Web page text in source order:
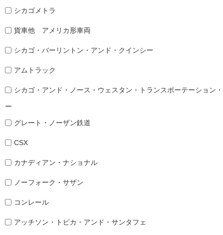
シカゴメトラ
貨車他 アメリカ形車両
シカゴ・バーリントン・アンド・クインシー
アムトラック
シカゴ・アンド・ノース・ウェスタン・トランスポーテーション
ー
グレート・ノーザン鉄道
CSX
カナディアン・ナショナル
ノーフォーク・サザン
コンレール
アッチソン・トピカ・アンド・サンタフェ